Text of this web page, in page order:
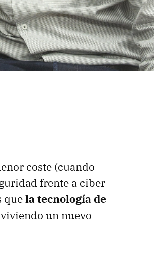
coste (cuando
frente a ciber
quela tecnología de
un nuevo